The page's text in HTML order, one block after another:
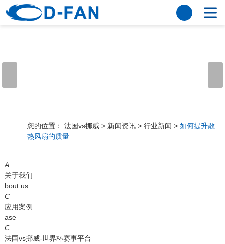
法国vs挪威
应用案例
工程案例
解决方案
新闻资讯
法国vs挪威
行业资讯
常见问题
法国vs挪威-世界杯赛事平台
您的位置： 法国vs挪威> 新闻资讯> 行业新闻 > 如何提升散
热风扇的质量
A
关于我们
bout us
C
应用案例
ase
C
法国vs挪威-世界杯赛事平台